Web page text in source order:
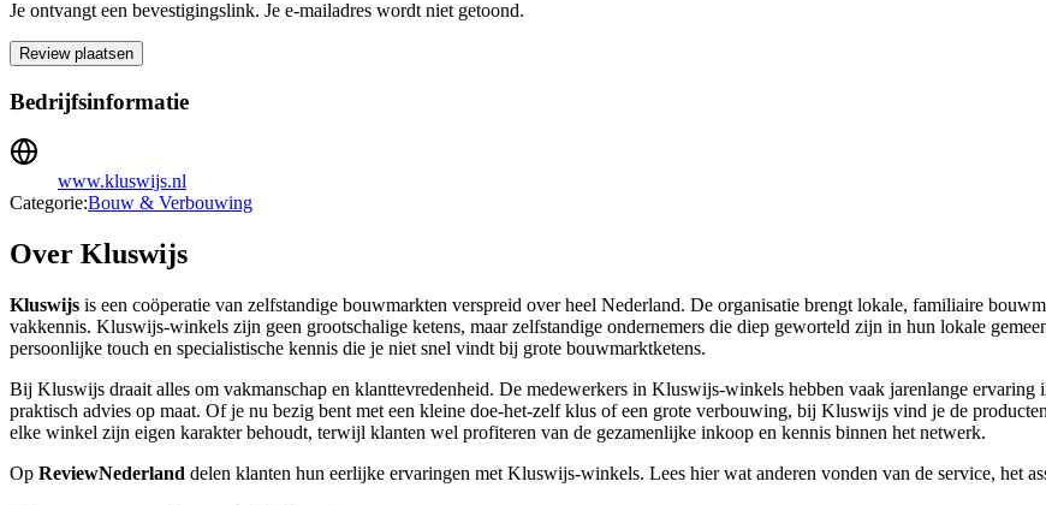
Je ontvangt een bevestigingslink. Je e-mailadres wordt niet getoond.
Review plaatsen
Bedrijfsinformatie
www.kluswijs.nl
Categorie:Bouw & Verbouwing
Over Kluswijs
Kluswijs is een coöperatie van zelfstandige bouwmarkten verspreid over heel Nederland. De organisatie brengt lokale, familiaire
vakkennis. Kluswijs-winkels zijn geen grootschalige ketens, maar zelfstandige ondernemers die diep geworteld zijn in hun lokale
persoonlijke touch en specialistische kennis die je niet snel vindt bij grote bouwmarktketens.
Bij Kluswijs draait alles om vakmanschap en klanttevredenheid. De medewerkers in Kluswijs-winkels hebben vaak jarenlange
praktisch advies op maat. Of je nu bezig bent met een kleine doe-het-zelf klus of een grote verbouwing, bij Kluswijs vind je de
elke winkel zijn eigen karakter behoudt, terwijl klanten wel profiteren van de gezamenlijke inkoop en kennis binnen het netwerk.
Op ReviewNederland delen klanten hun eerlijke ervaringen met Kluswijs-winkels. Lees hier wat anderen vonden van de service, het